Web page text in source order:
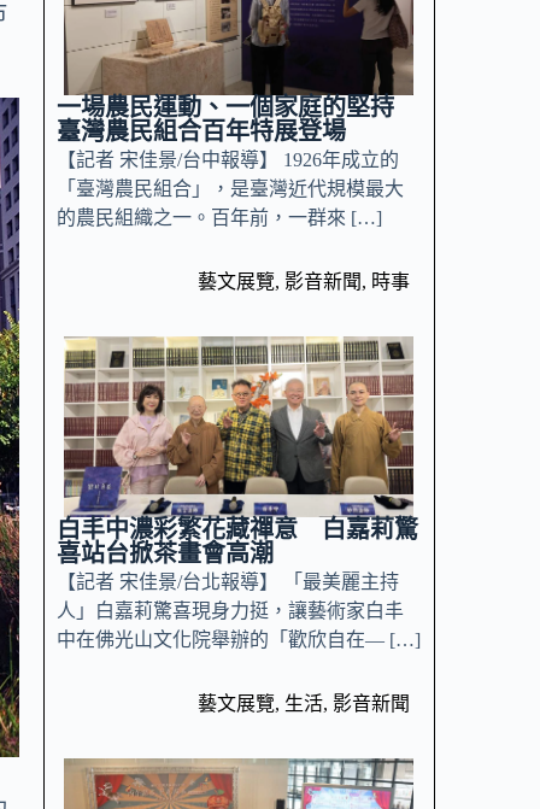
一場農民運動、一個家庭的堅持
臺灣農民組合百年特展登場
【記者 宋佳景/台中報導】 1926年成立的
「臺灣農民組合」，是臺灣近代規模最大
的農民組織之一。百年前，一群來 […]
藝文展覽, 影音新聞, 時事
白丰中濃彩繁花藏禪意 白嘉莉驚
喜站台掀茶畫會高潮
【記者 宋佳景/台北報導】 「最美麗主持
人」白嘉莉驚喜現身力挺，讓藝術家白丰
中在佛光山文化院舉辦的「歡欣自在— […]
藝文展覽, 生活, 影音新聞